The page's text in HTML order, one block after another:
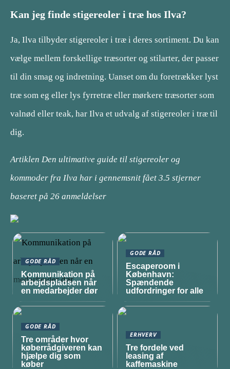
Kan jeg finde stigereoler i træ hos Ilva?
Ja, Ilva tilbyder stigereoler i træ i deres sortiment. Du kan
vælge mellem forskellige træsorter og stilarter, der passer
til din smag og indretning. Uanset om du foretrækker lyst
træ som eg eller lys fyrretræ eller mørkere træsorter som
valnød eller teak, har Ilva et udvalg af stigereoler i træ til
dig.
Artiklen Den ultimative guide til stigereoler og
kommoder fra Ilva har i gennemsnit fået 3.5 stjerner
baseret på 26 anmeldelser
GODE RÅD
Kommunikation på
arbejdspladsen når
en medarbejder dør
GODE RÅD
Escaperoom i
København:
Spændende
udfordringer for alle
GODE RÅD
Tre områder hvor
køberrådgiveren kan
hjælpe dig som
køber
ERHVERV
Tre fordele ved
leasing af
kaffemaskine